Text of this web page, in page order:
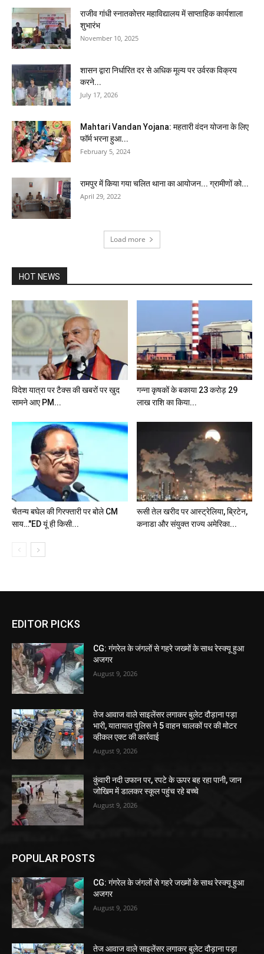
राजीव गांधी स्नातकोत्तर महाविद्यालय में साप्ताहिक कार्यशाला
शुभारंभ
November 10, 2025
शासन द्वारा निर्धारित दर से अधिक मूल्य पर उर्वरक विक्रय
करने...
July 17, 2026
Mahtari Vandan Yojana: महतारी वंदन योजना के लिए
फॉर्म भरना हुआ...
February 5, 2024
रामपुर में किया गया चलित थाना का आयोजन... ग्रामीणों को...
April 29, 2022
Load more
HOT NEWS
विदेश यात्रा पर टैक्स की खबरों पर खुद
सामने आए PM...
गन्ना कृषकों के बकाया 23 करोड़ 29
लाख राशि का किया...
चैतन्य बघेल की गिरफ्तारी पर बोले CM
साय…"ED यूं ही किसी...
रूसी तेल खरीद पर आस्ट्रेलिया, ब्रिटेन,
कनाडा और संयुक्त राज्य अमेरिका...
EDITOR PICKS
CG: गंगरेल के जंगलों से गहरे जख्मों के साथ रेस्क्यू हुआ
अजगर
August 9, 2026
तेज आवाज वाले साइलेंसर लगाकर बुलेट दौड़ाना पड़ा
भारी, यातायात पुलिस ने 5 वाहन चालकों पर की मोटर
व्हीकल एक्ट की कार्रवाई
August 9, 2026
कुंवारी नदी उफान पर, रपटे के ऊपर बह रहा पानी, जान
जोखिम में डालकर स्कूल पहुंच रहे बच्चे
August 9, 2026
POPULAR POSTS
CG: गंगरेल के जंगलों से गहरे जख्मों के साथ रेस्क्यू हुआ
अजगर
August 9, 2026
तेज आवाज वाले साइलेंसर लगाकर बुलेट दौड़ाना पड़ा